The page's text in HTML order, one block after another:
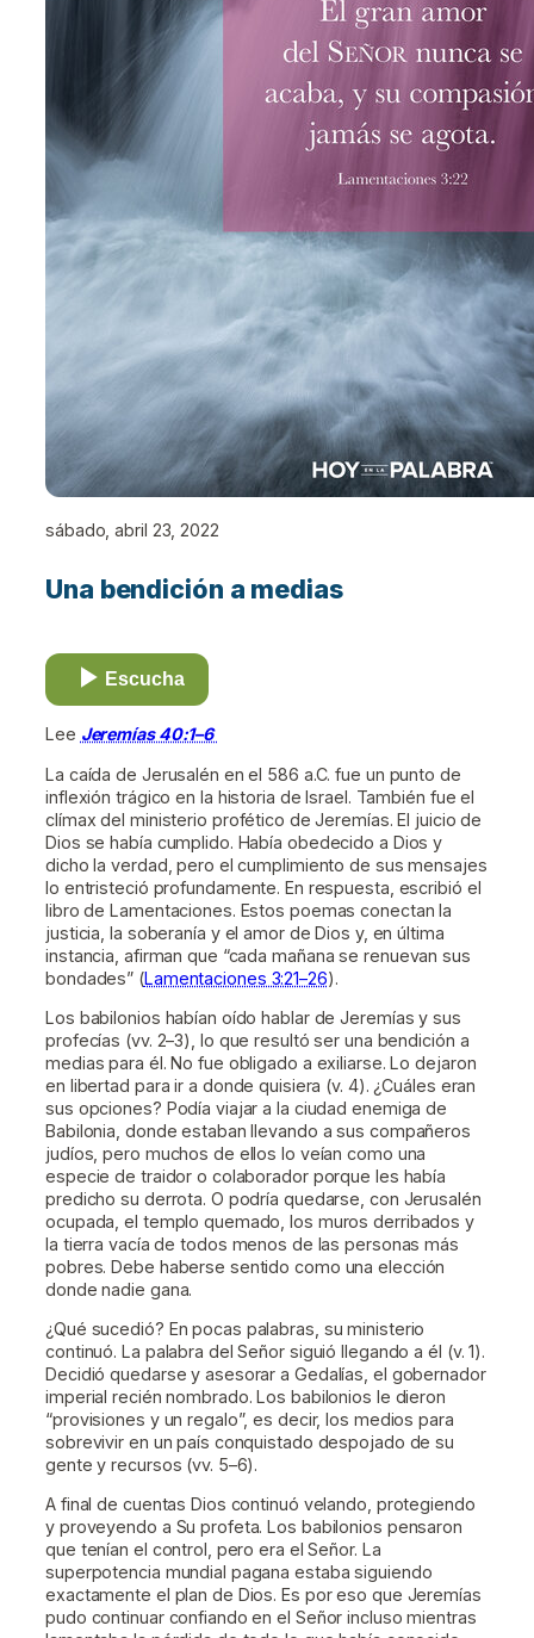
sábado, abril 23, 2022
Una bendición a medias
Escucha
Lee Jeremías 40:1–6
La caída de Jerusalén en el 586 a.C. fue un punto de
inflexión trágico en la historia de Israel. También fue el
clímax del ministerio profético de Jeremías. El juicio de
Dios se había cumplido. Había obedecido a Dios y
dicho la verdad, pero el cumplimiento de sus mensajes
lo entristeció profundamente. En respuesta, escribió el
libro de Lamentaciones. Estos poemas conectan la
justicia, la soberanía y el amor de Dios y, en última
instancia, afirman que “cada mañana se renuevan sus
bondades” (Lamentaciones 3:21–26).
Los babilonios habían oído hablar de Jeremías y sus
profecías (vv. 2–3), lo que resultó ser una bendición a
medias para él. No fue obligado a exiliarse. Lo dejaron
en libertad para ir a donde quisiera (v. 4). ¿Cuáles eran
sus opciones? Podía viajar a la ciudad enemiga de
Babilonia, donde estaban llevando a sus compañeros
judíos, pero muchos de ellos lo veían como una
especie de traidor o colaborador porque les había
predicho su derrota. O podría quedarse, con Jerusalén
ocupada, el templo quemado, los muros derribados y
la tierra vacía de todos menos de las personas más
pobres. Debe haberse sentido como una elección
donde nadie gana.
¿Qué sucedió? En pocas palabras, su ministerio
continuó. La palabra del Señor siguió llegando a él (v. 1).
Decidió quedarse y asesorar a Gedalías, el gobernador
imperial recién nombrado. Los babilonios le dieron
“provisiones y un regalo”, es decir, los medios para
sobrevivir en un país conquistado despojado de su
gente y recursos (vv. 5–6).
A final de cuentas Dios continuó velando, protegiendo
y proveyendo a Su profeta. Los babilonios pensaron
que tenían el control, pero era el Señor. La
superpotencia mundial pagana estaba siguiendo
exactamente el plan de Dios. Es por eso que Jeremías
pudo continuar confiando en el Señor incluso mientras